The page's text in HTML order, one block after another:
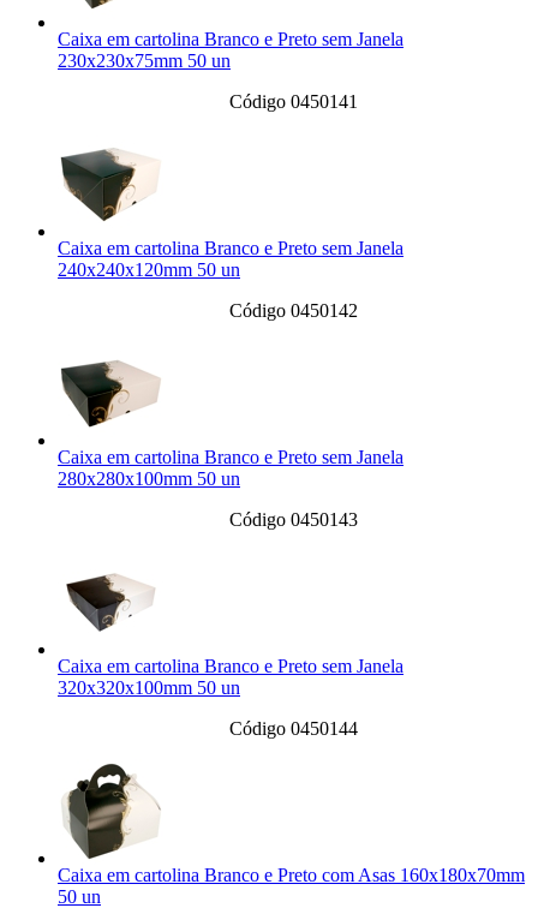
Caixa em cartolina Branco e Preto sem Janela
230x230x75mm 50 un
Código 0450141
Caixa em cartolina Branco e Preto sem Janela
240x240x120mm 50 un
Código 0450142
Caixa em cartolina Branco e Preto sem Janela
280x280x100mm 50 un
Código 0450143
Caixa em cartolina Branco e Preto sem Janela
320x320x100mm 50 un
Código 0450144
Caixa em cartolina Branco e Preto com Asas 160x180x70mm
50 un